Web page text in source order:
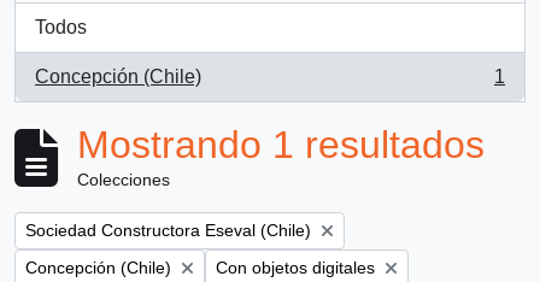
Todos
Concepción (Chile)
, 1 resultados
1
Mostrando 1 resultados
Colecciones
Remove filter:
Sociedad Constructora Eseval (Chile)
Remove filter:
Concepción (Chile) Remove filter:
Con objetos digitales